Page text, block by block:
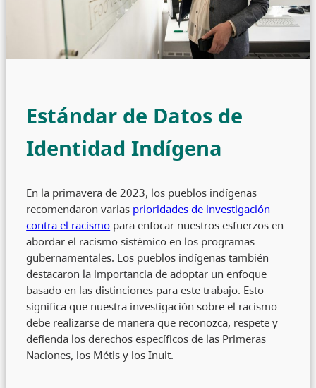
Estándar de Datos de
Identidad Indígena
En la primavera de 2023, los pueblos indígenas
recomendaron varias prioridades de investigación
contra el racismo para enfocar nuestros esfuerzos en
abordar el racismo sistémico en los programas
gubernamentales. Los pueblos indígenas también
destacaron la importancia de adoptar un enfoque
basado en las distinciones para este trabajo. Esto
significa que nuestra investigación sobre el racismo
debe realizarse de manera que reconozca, respete y
defienda los derechos específicos de las Primeras
Naciones, los Métis y los Inuit.